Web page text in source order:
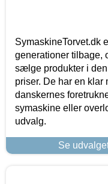
SymaskineTorvet.dk
generationer tilbage,
sælge produkter i
priser. De har en
danskernes
symaskine eller
udvalg.
Se